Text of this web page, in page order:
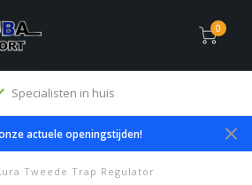
0
Specialisten in huis
actuele openingstijden!
Tweede Trap Regulator